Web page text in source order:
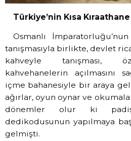
Türkiye’nin Kısa
Osmanlı
tanışmasıyla birlikte, devlet
kahveyle tanışması,
kahvehanelerin açılmasını
içme bahanesiyle bir araya
ağırlar, oyun oynar ve
dönemler olur ki
dedikodusunun yapılmaya
gelmişti.